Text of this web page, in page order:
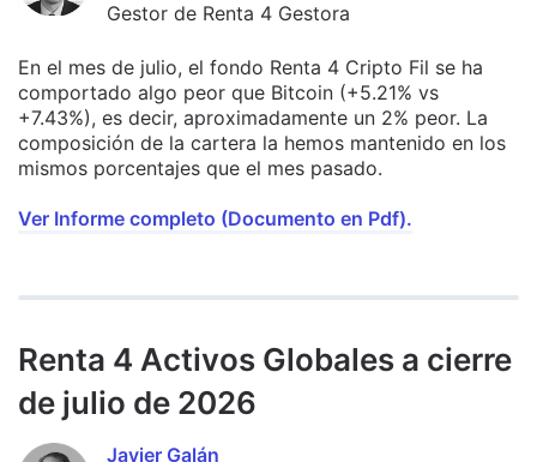
Gestor de Renta 4 Gestora
En el mes de julio, el fondo Renta 4 Cripto Fil se ha
comportado algo peor que Bitcoin (+5.21% vs
+7.43%), es decir, aproximadamente un 2% peor. La
composición de la cartera la hemos mantenido en los
mismos porcentajes que el mes pasado.
Ver Informe completo (Documento en Pdf).
Renta 4 Activos Globales a cierre
de julio de 2026
Javier Galán